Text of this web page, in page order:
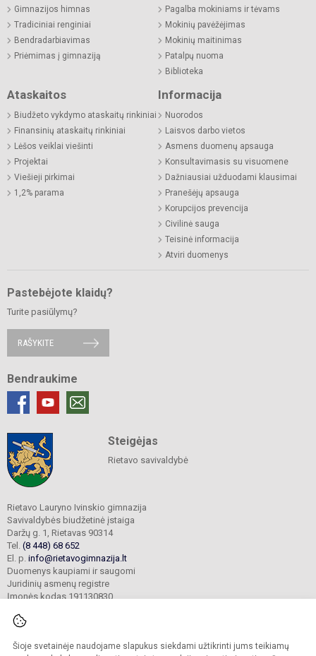
Šioje svetainėje naudojame slapukus siekdami užtikrinti jums teikiamų
Gimnazijos himnas
Tradiciniai renginiai
Bendradarbiavimas
Priėmimas į gimnaziją
Pagalba mokiniams ir tėvams
Mokinių pavėžėjimas
Mokinių maitinimas
Patalpų nuoma
Biblioteka
Ataskaitos
Biudžeto vykdymo ataskaitų rinkiniai
Finansinių ataskaitų rinkiniai
Lėšos veiklai viešinti
Projektai
Viešieji pirkimai
1,2% parama
Informacija
Nuorodos
Laisvos darbo vietos
Asmens duomenų apsauga
Konsultavimasis su visuomene
Dažniausiai užduodami klausimai
Pranešėjų apsauga
Korupcijos prevencija
Civilinė sauga
Teisinė informacija
Atviri duomenys
Pastebėjote klaidų?
Turite pasiūlymų?
RAŠYKITE
Bendraukime
Steigėjas
Rietavo savivaldybė
Rietavo Lauryno Ivinskio gimnazija
Savivaldybės biudžetinė įstaiga
Daržų g. 1, Rietavas 90314
Tel. (8 448) 68 652
El. p. info@rietavogimnazija.lt
Duomenys kaupiami ir saugomi
Juridinių asmenų registre
Įmonės kodas 191130830
© 2022. Rietavo Lauryno Ivinskio gimnazija. Visos teisės saugomos.